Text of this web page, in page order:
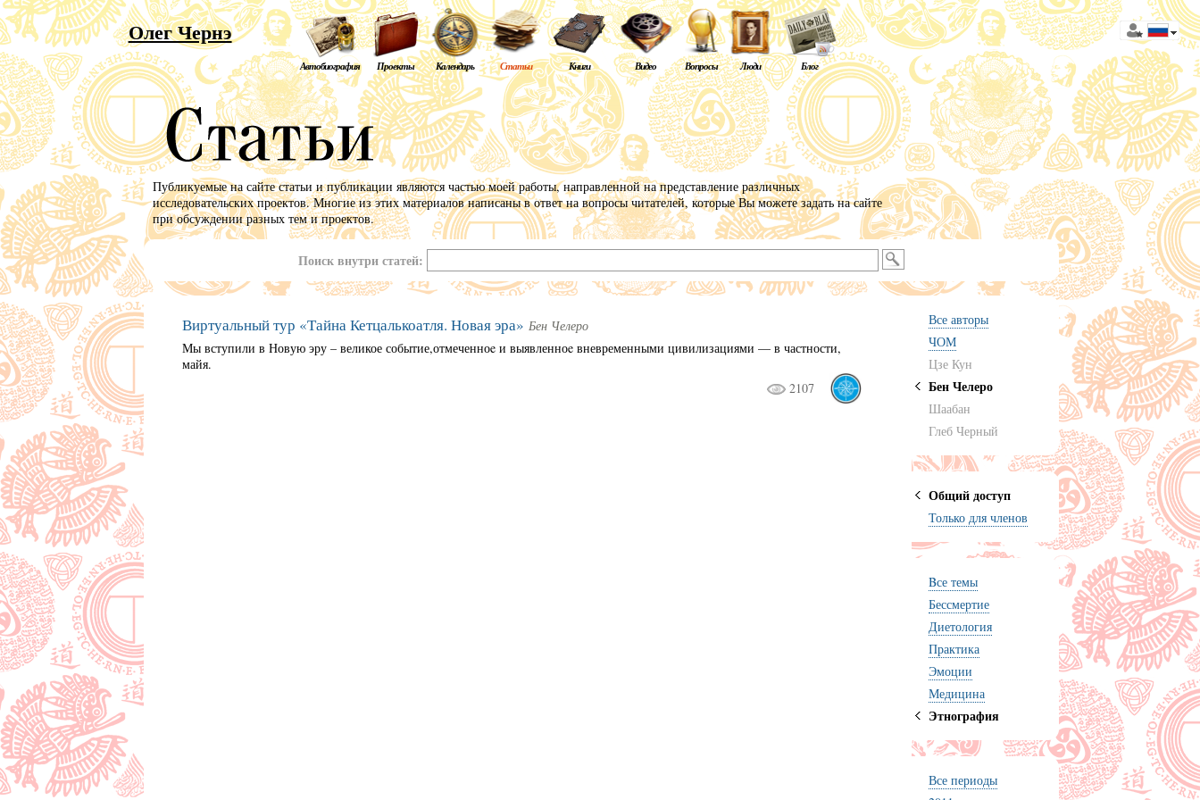
Олег Чернэ
Автобиография Проекты Календарь Статьи Книги Видео Вопросы Люди Блог
Публикуемые на сайте статьи и публикации являются частью моей работы, направленной на представление различных
исследовательских проектов. Многие из этих материалов написаны в ответ на вопросы читателей, которые Вы можете задать на сайте
при обсуждении разных тем и проектов.
Поиск внутри статей:
Все авторы
ЧОМ
Цзе Кун
Бен Челеро
Шаабан
Глеб Черный
Общий доступ
Только для членов
Bсе темы
Бессмертие
Диетология
Практика
Эмоции
Медицина
Этнография
Все периоды
Виртуальный тур «Тайна Кетцалькоатля. Новая эра» Бен Челеро
Мы вступили в Новую эру – великое событие,отмеченноe и выявленноe вневременными цивилизациями — в частности,
майя.
2107